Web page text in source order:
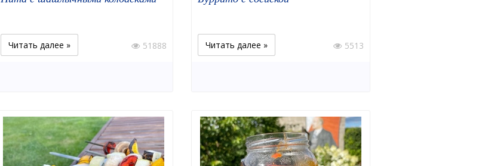
Читать далее » 51888 Читать далее » 5513